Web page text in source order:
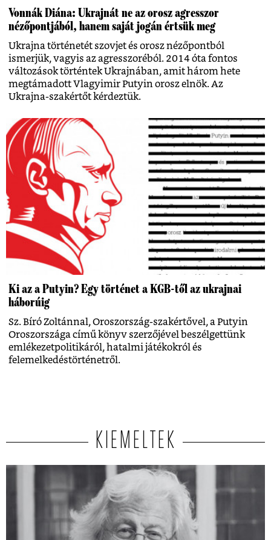
Vonnák Diána: Ukrajnát ne az orosz agresszor
nézőpontjából, hanem saját jogán értsük meg
Ukrajna történetét szovjet és orosz nézőpontból
ismerjük, vagyis az agresszoréból. 2014 óta fontos
változások történtek Ukrajnában, amit három hete
megtámadott Vlagyimir Putyin orosz elnök. Az
Ukrajna-szakértőt kérdeztük.
Ki az a Putyin? Egy történet a KGB-től az ukrajnai
háborúig
Sz. Bíró Zoltánnal, Oroszország-szakértővel, a Putyin
Oroszországa című könyv szerzőjével beszélgettünk
emlékezetpolitikáról, hatalmi játékokról és
felemelkedéstörténetről.
KIEMELTEK